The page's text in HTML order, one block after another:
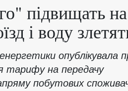
підвищать
і воду
опублікувала
тарифу на передачу
побутових